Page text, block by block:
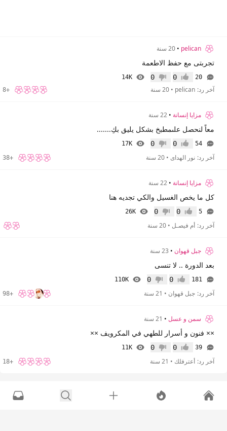
pelican
• 20 سنة
تجربتى مع حفظ الاطعمة
20 إعجاب0 عدم إعجاب
0
14K
آخر رد: pelican
• 20 سنة +8
مزايا إنسانة • 22 سنة
معاً لنحصل علىمطبخ بشكل يليق بكِ.......
54 إعجاب0 عدم إعجاب
0
17K
آخر رد: نور الهداى • 20 سنة +38
مزايا إنسانة • 22 سنة
كل ما يخص الغسيل والكي تجديه هنا
5 إعجاب0 عدم إعجاب
0
26K
آخر رد: أم فيصـل • 20 سنة
جبل قهوان • 23 سنة
بعد الدورة .. لا تنسى
181 إعجاب0 عدم إعجاب
0
110K
آخر رد: جبل قهوان • 21 سنة +98
سمن و عسل • 21 سنة
×× فنون و أسرار للطهي في المكرويف ××
39 إعجاب0 عدم إعجاب
0
11K
آخر رد: أعترفلك • 21 سنة +18